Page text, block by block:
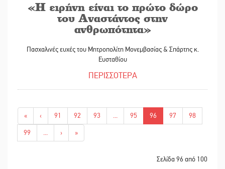
«Η ειρήνη είναι το πρώτο δώρο
του Αναστάντος στην
ανθρωπότητα»
Πασχαλινές ευχές του Μητροπολίτη Μονεμβασίας & Σπάρτης κ.
Ευσταθίου
ΠΕΡΙΣΣΟΤΕΡΑ
« ‹ 91 92 93 ... 95 96 97
98
99
... › »
Σελίδα 96 από 100